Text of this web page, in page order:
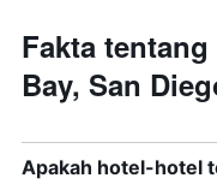
Fakta
Bay, San
Apakah hotel-hotel